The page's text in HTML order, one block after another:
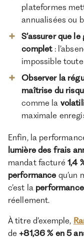
plateformes
annualisées ou
S’assurer que
complet:
impossible
Observer la
maîtrise du
comme la
maximale
Enfin, la
lumière des frais
mandat facturé1,4
performance qu’un
c’est la
réellement.
À titre d’exemple,
de +81,36 % en 5